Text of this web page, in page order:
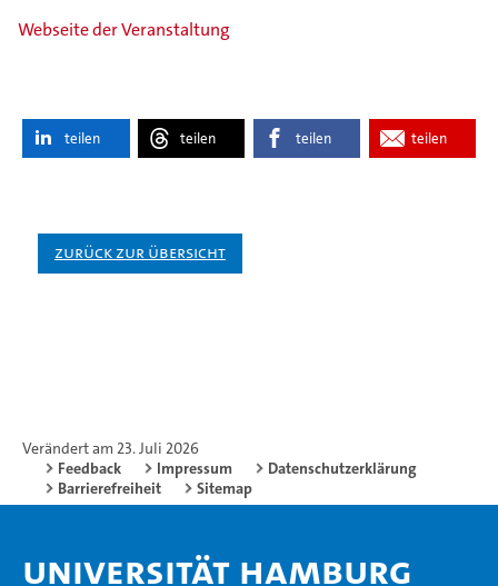
Webseite der Veranstaltung
teilen teilen teilen teilen
Zurück zur Übersicht
Verändert am 23. Juli 2026
Feedback
Impressum
Datenschutzerklärung
Barrierefreiheit
Sitemap
Universität Hamburg